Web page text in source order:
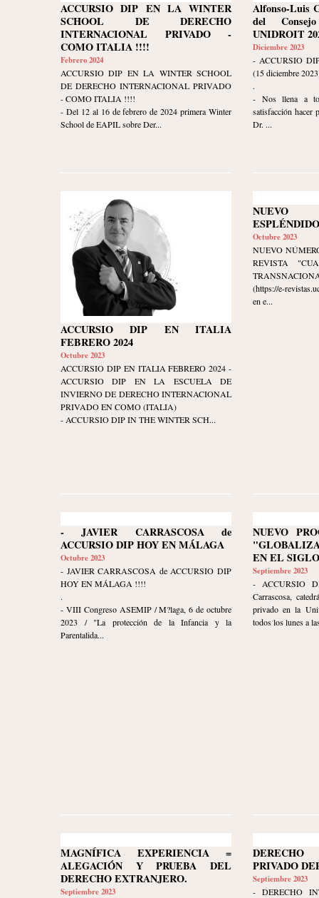
ACCURSIO DIP EN LA WINTER
SCHOOL DE DERECHO
INTERNACIONAL PRIVADO -
COMO ITALIA !!!!
Febrero 2024
ACCURSIO DIP EN LA WINTER SCHOOL
DE DERECHO INTERNACIONAL PRIVADO
- COMO ITALIA !!!!
- Del 12 al 16 de febrero de 2024 primera Winter
School de EAPIL sobre Der...
Alfonso-Luis
del
UNIDROIT
Diciembre 2023
- ACCURSIO
(15 diciembre
.
- Nos llena a
satisfacción
Dr. ...
ACCURSIO DIP EN ITALIA
FEBRERO 2024
Octubre 2023
ACCURSIO DIP EN ITALIA FEBRERO 2024 -
ACCURSIO DIP EN LA ESCUELA DE
INVIERNO DE DERECHO INTERNACIONAL
PRIVADO EN COMO (ITALIA)
- ACCURSIO DIP IN THE WINTER SCH...
Octubre 2023
NUEVO
REVISTA
(https://e-
en e...
- JAVIER CARRASCOSA de
ACCURSIO DIP HOY EN MÁLAGA
Octubre 2023
- JAVIER CARRASCOSA de ACCURSIO DIP
HOY EN MÁLAGA !!!!
.
- VIII Congreso ASEMIP / M?laga, 6 de octubre
2023 / "La protección de la Infancia y la
Parentalida...
NUEVO
EN EL
Septiembre 2023
- ACCURSIO
Carrascosa,
privado en la
todos los lunes a
MAGNÍFICA EXPERIENCIA =
ALEGACIÓN Y PRUEBA DEL
DERECHO EXTRANJERO.
Septiembre 2023
PRIVADO
Septiembre 2023
- DERECHO